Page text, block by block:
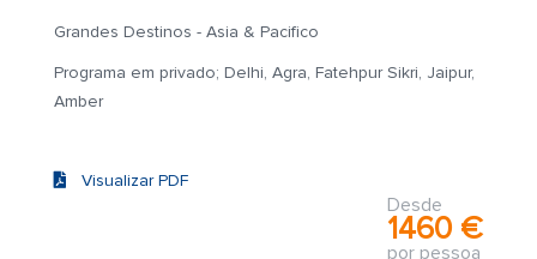
Grandes Destinos - Asia & Pacifico
Programa em privado; Delhi, Agra, Fatehpur Sikri, Jaipur,
Amber
Visualizar PDF
Desde
1460 €
por pessoa